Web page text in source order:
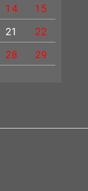
14
15
21
22
28
29